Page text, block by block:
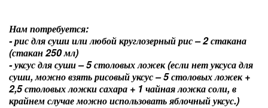
Нам потребуется:
- рис для суши или любой круглозерный рис – 2 стакана
(стакан 250 мл)
- уксус для суши – 5 столовых ложек (если нет уксуса для
суши, можно взять рисовый уксус – 5 столовых ложек +
2,5 столовых ложки сахара + 1 чайная ложка соли, в
крайнем случае можно использовать яблочный уксус.)